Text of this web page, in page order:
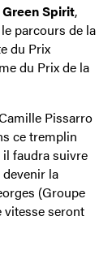
Green Spirit,
parcours de la
du Prix
du Prix de la
Pissarro
ce tremplin
il faudra suivre
devenir la
(Groupe
vitesse seront